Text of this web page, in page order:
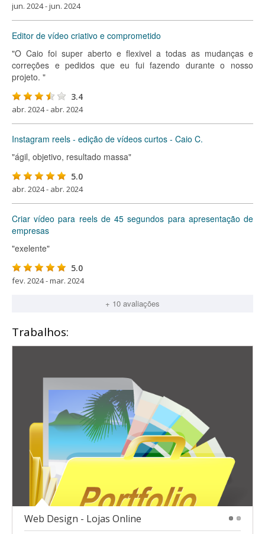
jun. 2024 - jun. 2024
Editor de vídeo criativo e comprometido
"O Caio foi super aberto e flexivel a todas as mudanças e
correções e pedidos que eu fui fazendo durante o nosso
projeto. "
3.4
abr. 2024 - abr. 2024
Instagram reels - edição de vídeos curtos - Caio C.
"ágil, objetivo, resultado massa"
5.0
abr. 2024 - abr. 2024
Criar vídeo para reels de 45 segundos para apresentação de
empresas
"exelente"
5.0
fev. 2024 - mar. 2024
+ 10 avaliações
Trabalhos:
Web Design - Lojas Online